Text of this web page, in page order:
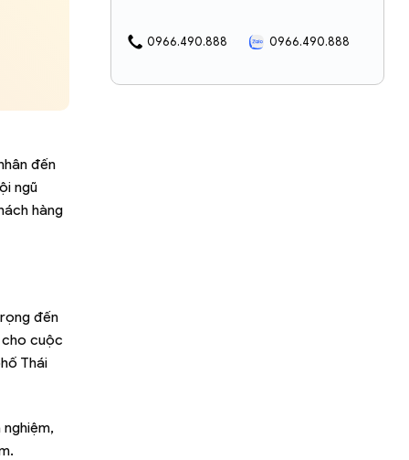
đến
ngũ
hàng
đến
cuộc
Thái
0966.490.888 0966.490.888